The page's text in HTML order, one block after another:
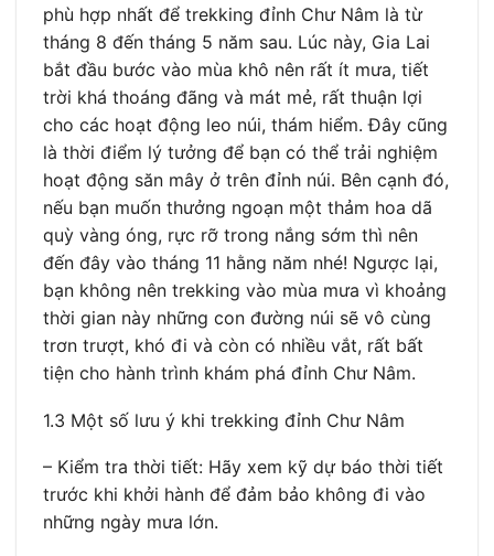
phù hợp nhất để trekking đỉnh Chư Nâm là từ
tháng 8 đến tháng 5 năm sau. Lúc này, Gia Lai
bắt đầu bước vào mùa khô nên rất ít mưa, tiết
trời khá thoáng đãng và mát mẻ, rất thuận lợi
cho các hoạt động leo núi, thám hiểm. Đây cũng
là thời điểm lý tưởng để bạn có thể trải nghiệm
hoạt động săn mây ở trên đỉnh núi. Bên cạnh đó,
nếu bạn muốn thưởng ngoạn một thảm hoa dã
quỳ vàng óng, rực rỡ trong nắng sớm thì nên
đến đây vào tháng 11 hằng năm nhé! Ngược lại,
bạn không nên trekking vào mùa mưa vì khoảng
thời gian này những con đường núi sẽ vô cùng
trơn trượt, khó đi và còn có nhiều vắt, rất bất
tiện cho hành trình khám phá đỉnh Chư Nâm.
1.3 Một số lưu ý khi trekking đỉnh Chư Nâm
– Kiểm tra thời tiết: Hãy xem kỹ dự báo thời tiết
trước khi khởi hành để đảm bảo không đi vào
những ngày mưa lớn.